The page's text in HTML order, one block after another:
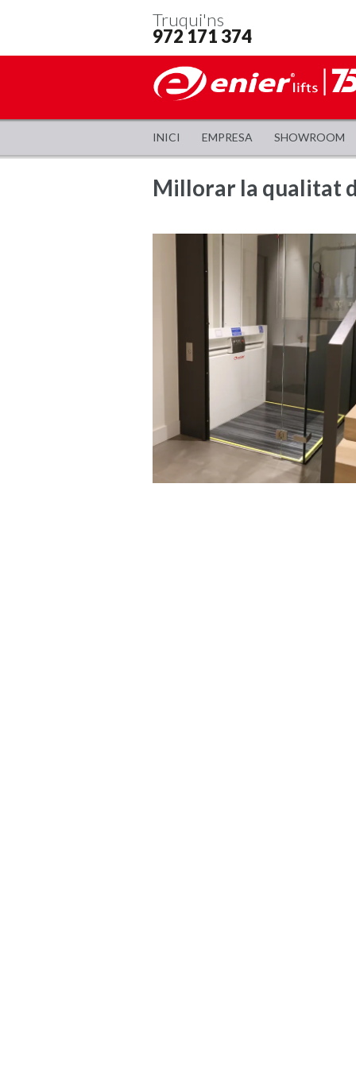
Truqui'ns
972 171 374
INICI EMPRESA SHOWROOM
Millorar la qualitat